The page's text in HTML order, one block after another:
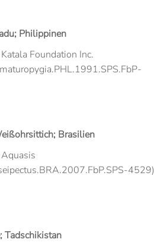
Philippinen
Foundation Inc.
Brasilien
4529)
Tadschikistan